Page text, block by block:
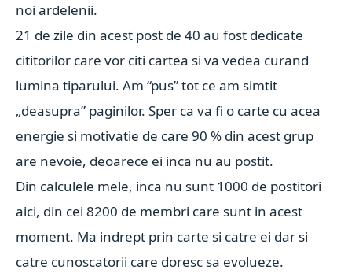
noi ardelenii.
21 de zile din acest post de 40 au fost dedicate
cititorilor care vor citi cartea si va vedea curand
lumina tiparului. Am “pus” tot ce am simtit
„deasupra” paginilor. Sper ca va fi o carte cu acea
energie si motivatie de care 90 % din acest grup
are nevoie, deoarece ei inca nu au postit.
Din calculele mele, inca nu sunt 1000 de postitori
aici, din cei 8200 de membri care sunt in acest
moment. Ma indrept prin carte si catre ei dar si
catre cunoscatorii care doresc sa evolueze.